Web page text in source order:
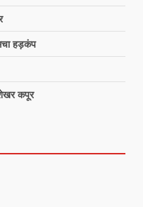
हड़कंप
शेखर कपूर